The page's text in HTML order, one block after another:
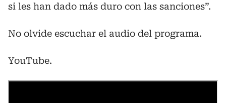
si les han dado más duro con las sanciones”.
No olvide escuchar el audio del programa.
YouTube.